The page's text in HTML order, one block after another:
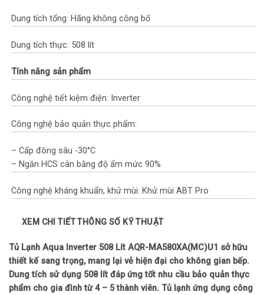
Dung tích tổng: Hãng không công bố
Dung tích thực: 508 lít
Tính năng sản phẩm
Công nghệ tiết kiệm điện: Inverter
Công nghệ bảo quản thực phẩm:
– Cấp đông sâu -30°C
– Ngăn HCS cân bằng độ ẩm mức 90%
Công nghệ kháng khuẩn, khử mùi: Khử mùi ABT Pro
Tính năng khác:
– Làm đá tự động
– Kết nối wifi
Thống số kĩ thuật
XEM CHI TIẾT THÔNG SỐ KỸ THUẬT
Tủ Lạnh Aqua Inverter 508 Lít AQR-MA580XA(MC)U1 sở hữu
thiết kế sang trọng, mang lại vẻ hiện đại cho không gian bếp.
Dung tích sử dụng 508 lít đáp ứng tốt nhu cầu bảo quản thực
phẩm cho gia đình từ 4 – 5 thành viên. Tủ lạnh ứng dụng công